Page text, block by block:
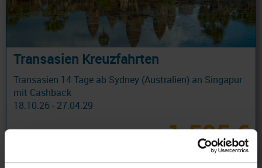
Transasien Kreuzfahrten
Transasien 14 Tage ab Sydney (Australien) an Singapur
mit Cashback
18.10.26 - 27.04.29
1.585 €
am 22.11.26